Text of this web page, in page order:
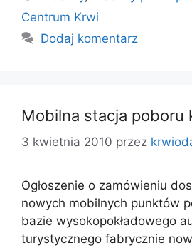
Centrum Krwi
Dodaj komentarz
Mobilna stacja poboru
3 kwietnia 2010 przez
Ogłoszenie o zamówieniu
nowych mobilnych punktów
bazie wysokopokładowego
turystycznego fabrycznie